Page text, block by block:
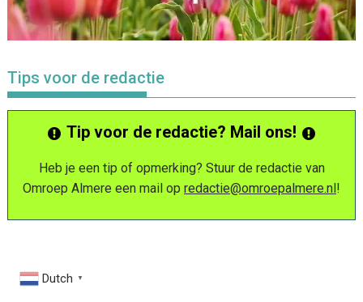
Tips voor de redactie
Tip voor de redactie? Mail ons!
Heb je een tip of opmerking? Stuur de redactie van
Omroep Almere een mail op redactie@omroepalmere.nl!
Dutch ▼